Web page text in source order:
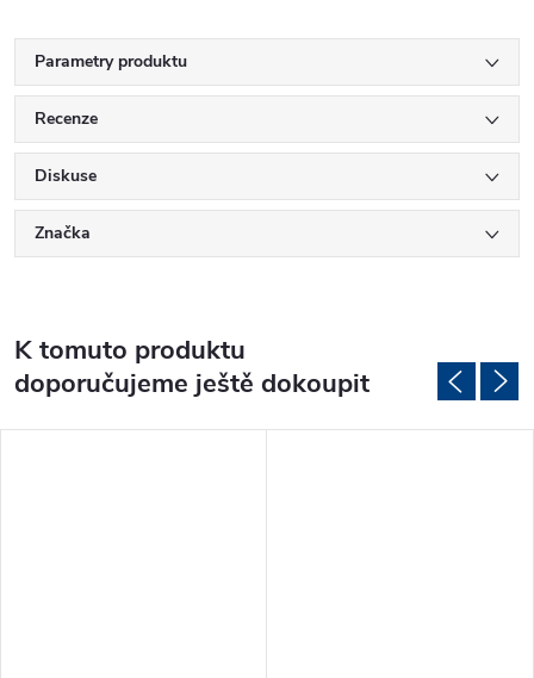
Parametry produktu
Recenze
Diskuse
Značka
K tomuto produktu
doporučujeme ještě dokoupit